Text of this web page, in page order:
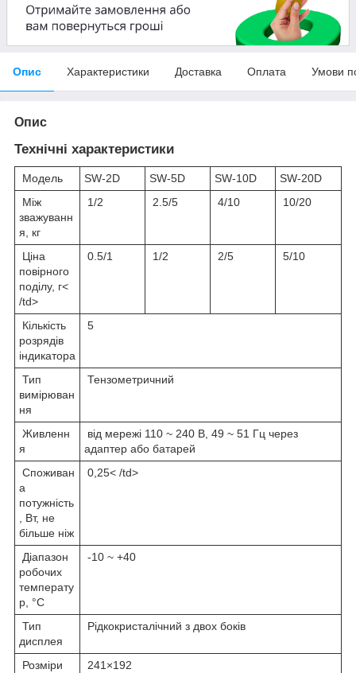
Опис Характеристики Доставка Оплата Умови
Опис
Технічні характеристики
Модель SW-2D SW-5D SW-10D
SW-20D
Між
зважуванн
я, кг
1/2 2.5/5 4/10 10/20
Ціна
повірного
поділу, г<
/td>
0.5/1 1/2 2/5 5/10
Кількість
розрядів
індикатора
5
Тип
вимірюван
ня
Тензометричний
Живленн
я
від мережі 110 ~ 240 В, 49 ~ 51 Гц через
адаптер або батарей
Споживан
а
потужність
, Вт, не
більше ніж
0,25< /td>
Діапазон
робочих
температу
р, °C
-10 ~ +40
Тип
дисплея
Рідкокристалічний з двох боків
Розміри
241×192